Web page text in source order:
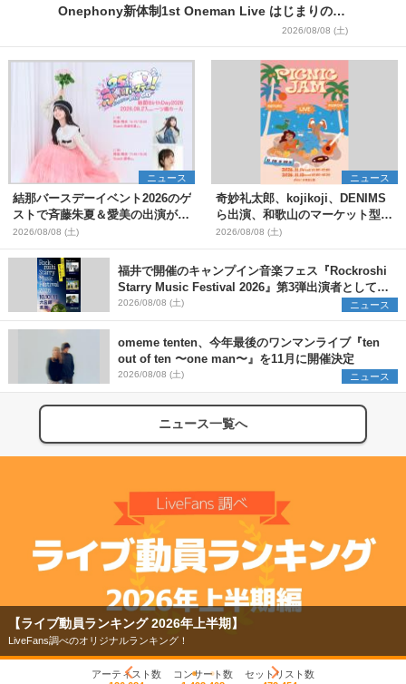
Onephony新体制1st Oneman Live はじまりの夏
2026/08/08 (土)
ニュース
結那バースデーイベント2026のゲ
ストで斉藤朱夏＆愛美の出演が決
定
2026/08/08 (土)
ニュース
奇妙礼太郎、kojikoji、DENIMS
ら出演、和歌山のマーケット型野
外イベント『PICNIC JAM
2026』早割チケット発売開始
2026/08/08 (土)
福井で開催のキャンプイン音楽フェス『Rockroshi
Starry Music Festival 2026』第3弾出演者として
SCOOBIE DO、かりゆし58、Reiを発表
2026/08/08 (土) ニュース
omeme tenten、今年最後のワンマンライブ『ten
out of ten 〜one man〜』を11月に開催決定
2026/08/08 (土) ニュース
ニュース一覧へ
【ライブ動員ランキング 2026年上半期】
LiveFans調べのオリジナルランキング！
アーティスト数
コンサート数
セットリスト数